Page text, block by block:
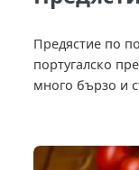
Предястие по
португалско
много бързо и